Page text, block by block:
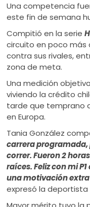
Una competencia
este fin de semana
Compitió en la serie
circuito en poco más
contra sus rivales,
zona de meta.
Una medición
viviendo la crédito
tarde que temprano
en Europa.
Tania González
carrera programada,
correr. Fueron 2
raíces. Feliz con mi
una motivación
expresó la